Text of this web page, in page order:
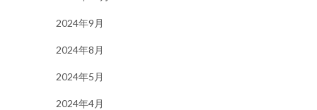
2024年9月
2024年8月
2024年5月
2024年4月